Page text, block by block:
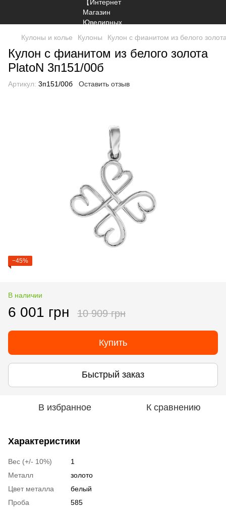
Кулоны и колье Кулоны Кулон с фианитом из белого
Кулон с фианитом из белого золота
PlatoN 3п151/00б
Артикул: 3п151/00б Оставить отзыв
−45%
В наличии
6 001 грн 10 909 грн
Купить
Быстрый заказ
В избранное К сравнению
Характеристики
Вес (+/- 10%)
1
Металл
золото
Цвет металла
белый
Проба
585